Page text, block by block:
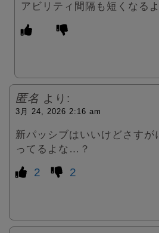
アビリティ間隔も短くなるよ
匿名 より:
3月 24, 2026 2:16 am
新パッシブはいいけどさすが
ってるよな…？
2 2